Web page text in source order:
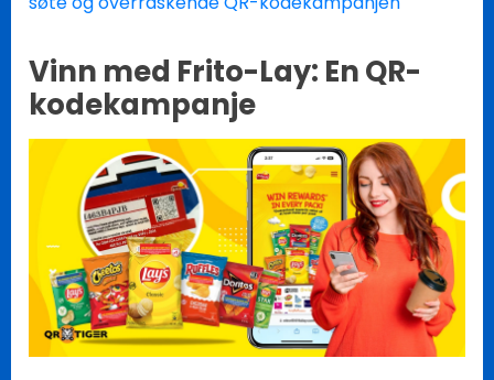
Vinn med Frito-Lay: En QR-
kodekampanje